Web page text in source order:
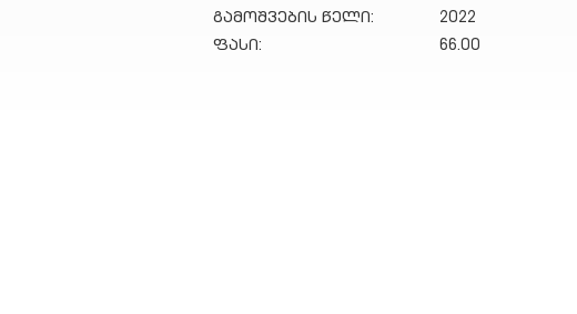
გამოშვების წელი:
2022
ფასი:
66.00